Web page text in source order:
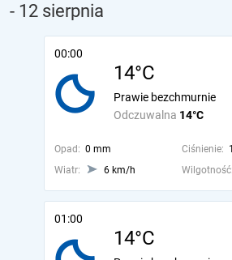
- 12 sierpnia
00:00
14°C
Odczuwalna 14°C
Prawie bezchmurnie
Opad: 0 mm Ciśnienie:
Wiatr:
6 km/h Wilgotność:
01:00
14°C